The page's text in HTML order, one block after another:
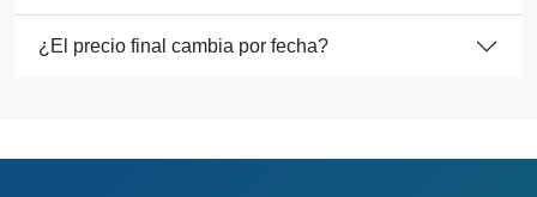
¿El precio final cambia por fecha?